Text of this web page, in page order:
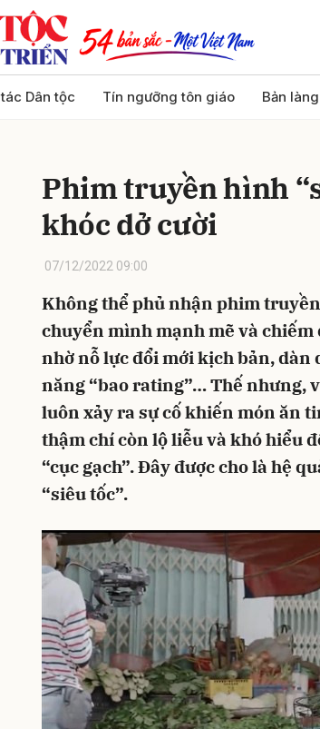
Dân tộc Tín ngưỡng tôn giáo Bản
Phim truyền hình
khóc dở cười
07/12/2022 09:00
Không thể phủ nhận phim
chuyển mình mạnh mẽ và
nhờ nỗ lực đổi mới kịch bản,
năng “bao rating”… Thế nhưng,
luôn xảy ra sự cố khiến món ăn
thậm chí còn lộ liễu và khó hiểu
“cục gạch”. Đây được cho là hệ
“siêu tốc”.
Gửi bình